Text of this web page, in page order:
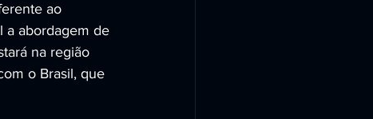
ao
a abordagem de
na região
o Brasil, que